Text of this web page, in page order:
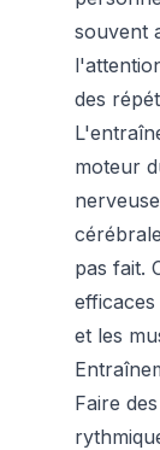
souvent
des
moteur
pas fait.
et les
Faire